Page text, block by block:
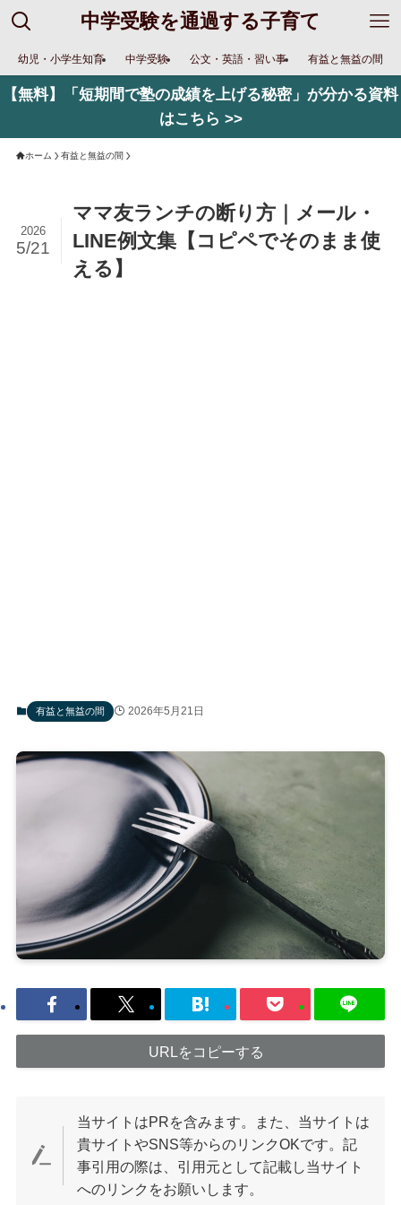
中学受験を通過する子育て
幼児・小学生知育 中学受験 公文・英語・習い事 有益と無益の間
【無料】「短期間で塾の成績を上げる秘密」が分かる資料
はこちら >>
ホーム 有益と無益の間
ママ友ランチの断り方｜メール・
LINE例文集【コピペでそのまま使
える】
2026
5/21
有益と無益の間 2026年5月21日
URLをコピーする
当サイトはPRを含みます。また、当サイトは
貴サイトやSNS等からのリンクOKです。記
事引用の際は、引用元として記載し当サイト
へのリンクをお願いします。